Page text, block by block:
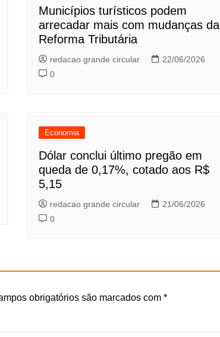
Municípios turísticos podem
arrecadar mais com mudanças da
Reforma Tributária
redacao grande circular
22/06/2026
0
Economia
Dólar conclui último pregão em
queda de 0,17%, cotado aos R$
5,15
redacao grande circular
21/06/2026
0
obrigatórios são marcados com *